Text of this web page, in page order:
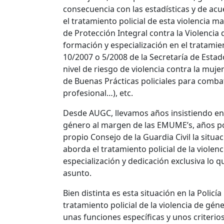
consecuencia con las estadísticas y de
el tratamiento policial de esta violencia
de Protección Integral contra la Violencia
formación y especialización en el
10/2007 o 5/2008 de la Secretaría de
nivel de riesgo de violencia contra la
de Buenas Prácticas policiales para
profesional…), etc.
Desde AUGC, llevamos años insistiendo
género al margen de las EMUME’s,
propio Consejo de la Guardia Civil la
aborda el tratamiento policial de la
especialización y dedicación exclusiva lo
asunto.
Bien distinta es esta situación en la
tratamiento policial de la violencia de
unas funciones específicas y unos